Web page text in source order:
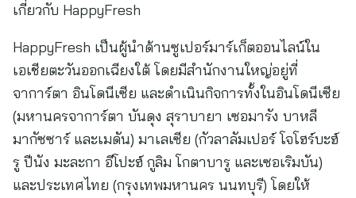
เกี่ยวกับ HappyFresh
HappyFresh เป็นผู้นำด้านซูเปอร์มาร์เก็ตออนไลน์ใน
เอเชียตะวันออกเฉียงใต้ โดยมีสำนักงานใหญ่อยู่ที่
จาการ์ตา อินโดนีเซีย และดำเนินกิจการทั้งในอินโดนีเซีย
(มหานครจาการ์ตา บันดุง สุราบายา เซอมารัง บาหลี
มากัซซาร์ และเมดัน) มาเลเซีย (กัวลาลัมเปอร์ โจโฮร์บะฮ์
รู ปีนัง มะละกา อีโปะฮ์ กูลิม โกตาบารู และเซอเริมบัน)
และประเทศไทย (กรุงเทพมหานคร นนทบุรี) โดยให้